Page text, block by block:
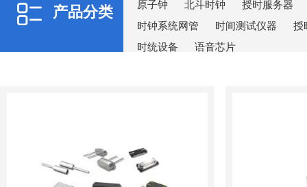
产品分类 原子钟 北斗时钟
授时服务器
时钟系统网管
时间测试仪器
授
时统设备
语音芯片